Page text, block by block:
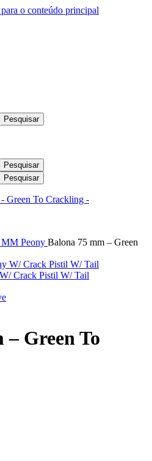
para o conteúdo principal
Pesquisar
Pesquisar
Pesquisar
MM Peony Balona 75 mm – Green
Crack Pistil W/ Tail
– Green To